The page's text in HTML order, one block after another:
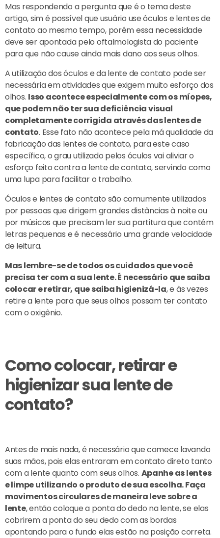
Mas respondendo a pergunta que é o tema deste
artigo, sim é possível que usuário use óculos e lentes de
contato ao mesmo tempo, porém essa necessidade
deve ser apontada pelo oftalmologista do paciente
para que não cause ainda mais dano aos seus olhos.
A utilização dos óculos e da lente de contato pode ser
necessária em atividades que exigem muito esforço dos
olhos. Isso acontece especialmente com os míopes,
que podem não ter sua deficiência visual
completamente corrigida através das lentes de
contato. Esse fato não acontece pela má qualidade da
fabricação das lentes de contato, para este caso
específico, o grau utilizado pelos óculos vai aliviar o
esforço feito contra a lente de contato, servindo como
uma lupa para facilitar o trabalho.
Óculos e lentes de contato são comumente utilizados
por pessoas que dirigem grandes distâncias à noite ou
por músicos que precisam ler sua partitura que contém
letras pequenas e é necessário uma grande velocidade
de leitura.
Mas lembre-se de todos os cuidados que você
precisa ter com a sua lente. É necessário que saiba
colocar e retirar, que saiba higienizá-la, e às vezes
retire a lente para que seus olhos possam ter contato
com o oxigênio.
Como colocar, retirar e
higienizar sua lente de
contato?
Antes de mais nada, é necessário que comece lavando
suas mãos, pois elas entraram em contato direto tanto
com a lente quanto com seus olhos. Apanhe as lentes
e limpe utilizando o produto de sua escolha. Faça
movimentos circulares de maneira leve sobre a
lente, então coloque a ponta do dedo na lente, se elas
cobrirem a ponta do seu dedo com as bordas
apontando para o fundo elas estão na posição correta.